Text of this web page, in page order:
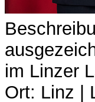
im Linzer
Ort: Linz |